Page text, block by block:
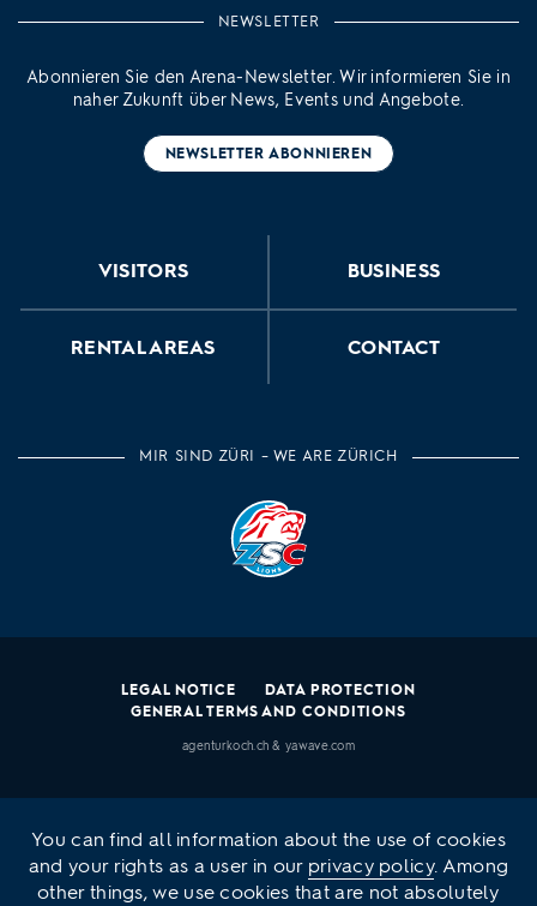
NEWSLETTER
Abonnieren Sie den Arena-Newsletter. Wir informieren Sie in
naher Zukunft über News, Events und Angebote.
NEWSLETTER ABONNIEREN
VISITORS BUSINESS
RENTAL AREAS CONTACT
MIR SIND ZÜRI – WE ARE ZÜRICH
LEGAL NOTICE
DATA PROTECTION
GENERAL TERMS AND CONDITIONS
agenturkoch.ch &yawave.com
You can find all information about the use of cookies
and your rights as a user in our privacy policy. Among
other things, we use cookies that are not absolutely